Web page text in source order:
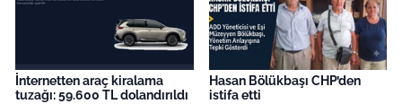
İnternetten araç kiralama
tuzağı: 59.600 TL dolandırıldı
Hasan Bölükbaşı CHP’den
istifa etti